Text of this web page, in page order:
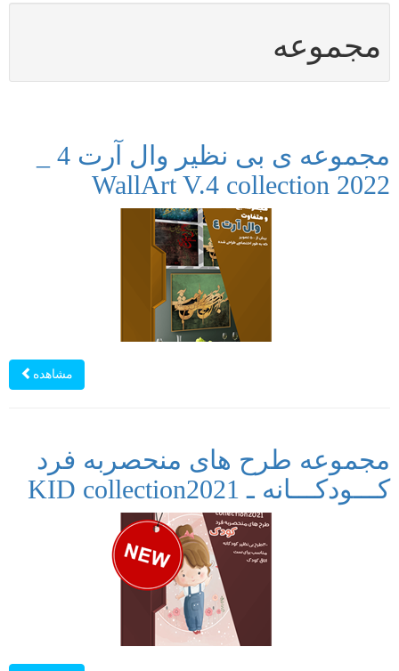
مجموعه
WallArt V.4 collection 2022
مشاهده
مجموعه طرح های منحصربه فرد
کـــودکـــانه ـ KID collection2021